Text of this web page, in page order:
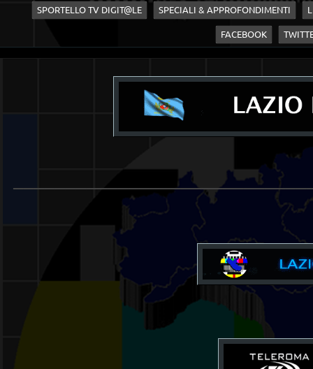
SPORTELLO TV DIGIT@LE SPECIALI & APPROFONDIMENTI
FACEBOOK